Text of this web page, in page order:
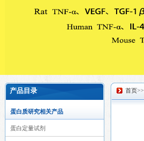
产品目录
蛋白质研究相关产品
蛋白定量试剂
首页>>